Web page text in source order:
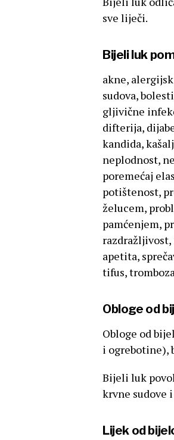
sve liječi.
Bijeli luk
akne,
sudova,
gljivične
difterija,
kandida,
neplodnost,
poremećaj
potištenost,
želucem,
pamćenjem,
apetita,
tifus,
Obloge od
Obloge od
i ogrebotine),
Bijeli luk
krvne sudove
Lijek od